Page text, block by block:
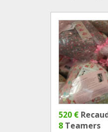
520 €
8 Teamers